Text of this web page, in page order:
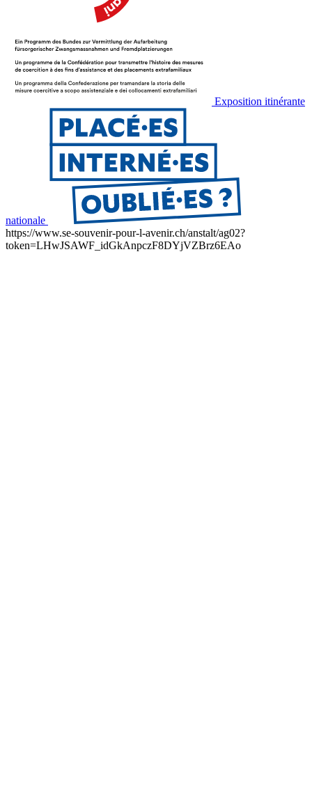
Exposition itinérante
nationale
https://www.se-souvenir-pour-l-avenir.ch/anstalt/ag02?
token=LHwJSAWF_idGkAnpczF8DYjVZBrz6EAo